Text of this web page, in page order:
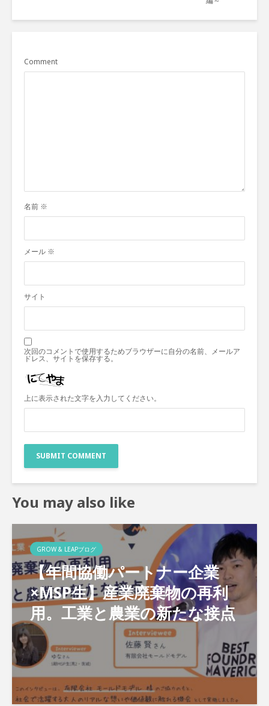
Comment
名前 ※
メール ※
サイト
次回のコメントで使用するためブラウザーに自分の名前、メールア
ドレス、サイトを保存する。
上に表示された文字を入力してください。
You may also like
GROW & LEAPブログ
【年間協働パートナー企業
×MSP生】産業廃棄物の再利
用。工業と農業の新たな接点